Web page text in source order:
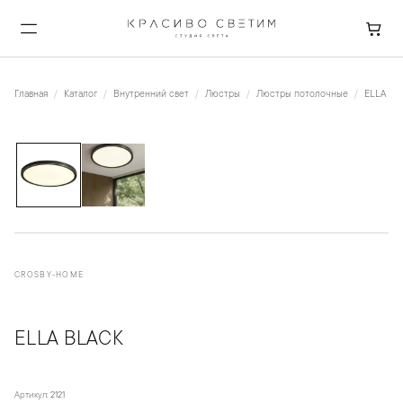
Главная Каталог Внутренний свет Люстры Люстры потолочные ELLA
CROSBY-HOME
ELLA BLACK
Артикул: 2121